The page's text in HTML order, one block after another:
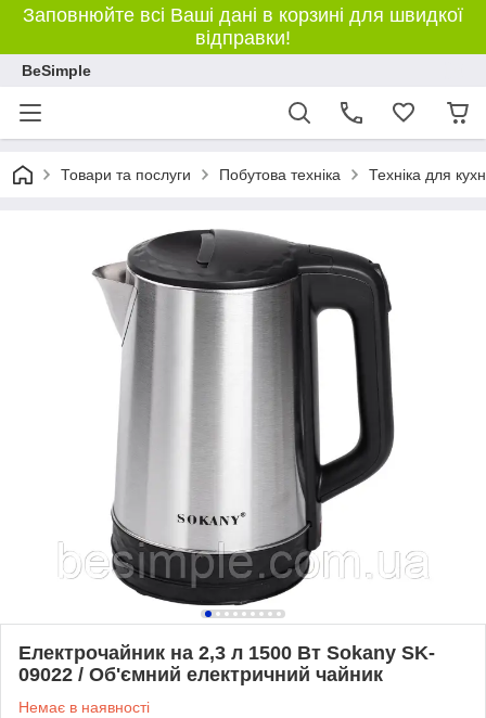
Заповнюйте всі Ваші дані в корзині для швидкої
відправки!
BeSimple
Товари та послуги Побутова техніка Техніка для
Електрочайник на 2,3 л 1500 Вт Sokany SK-
09022 / Об'ємний електричний чайник
Немає в наявності